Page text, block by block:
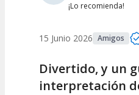
¡Lo recomienda!
15 Junio 2026 Amigos
Divertido, y un
interpretación